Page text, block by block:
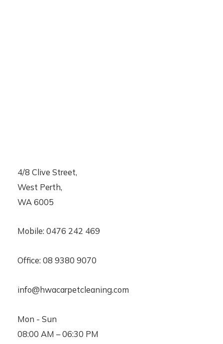
4/8 Clive Street,
West Perth,
WA 6005
Mobile: 0476 242 469
Office: 08 9380 9070
info@hwacarpetcleaning.com
Mon - Sun
08:00 AM – 06:30 PM